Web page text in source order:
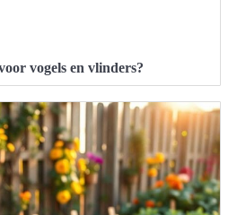
vogels en vlinders?